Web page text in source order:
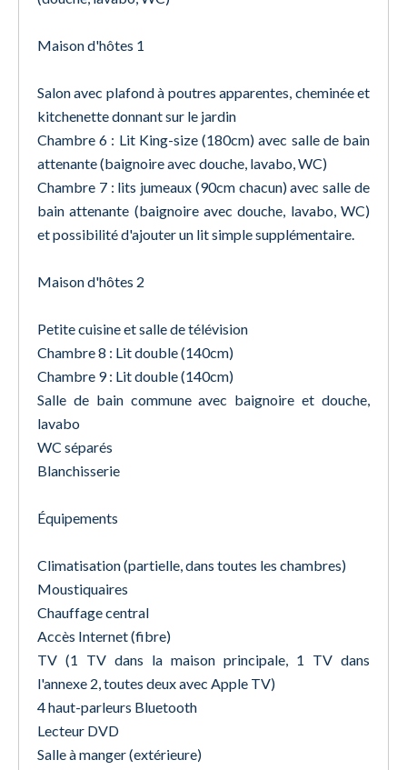
Maison d'hôtes 1
Salon avec plafond à poutres apparentes, cheminée et
kitchenette donnant sur le jardin
Chambre 6 : Lit King-size (180cm) avec salle de bain
attenante (baignoire avec douche, lavabo, WC)
Chambre 7 : lits jumeaux (90cm chacun) avec salle de
bain attenante (baignoire avec douche, lavabo, WC)
et possibilité d'ajouter un lit simple supplémentaire.
Maison d'hôtes 2
Petite cuisine et salle de télévision
Chambre 8 : Lit double (140cm)
Chambre 9 : Lit double (140cm)
Salle de bain commune avec baignoire et douche,
lavabo
WC séparés
Blanchisserie
Équipements
Climatisation (partielle, dans toutes les chambres)
Moustiquaires
Chauffage central
Accès Internet (fibre)
TV (1 TV dans la maison principale, 1 TV dans
l'annexe 2, toutes deux avec Apple TV)
4 haut-parleurs Bluetooth
Lecteur DVD
Salle à manger (extérieure)